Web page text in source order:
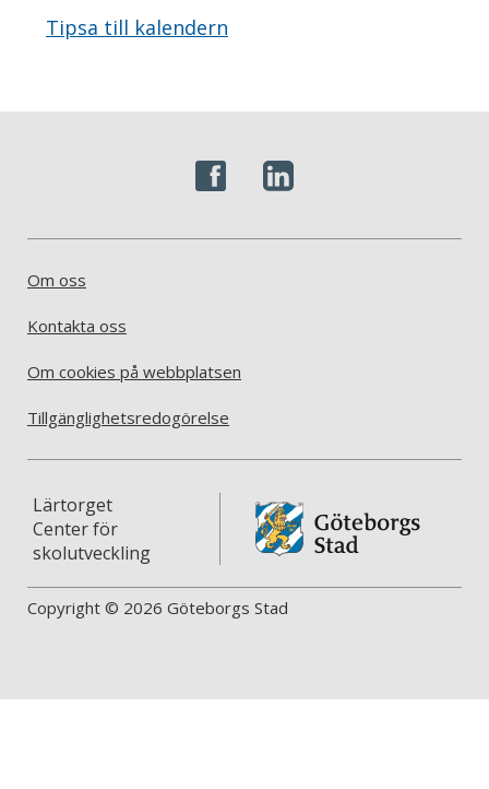
Tipsa till kalendern
Om oss
Kontakta oss
Om cookies på webbplatsen
Tillgänglighetsredogörelse
Lärtorget
Center för
skolutveckling
Copyright © 2026 Göteborgs Stad